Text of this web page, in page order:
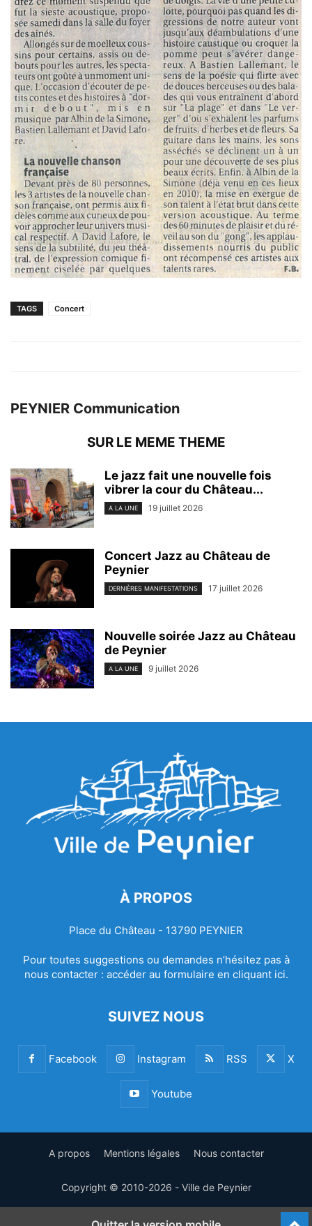
TAGS Concert
PEYNIER Communication
SUR LE MEME THEME
Le jazz fait une nouvelle fois
vibrer la cour du Château...
A LA UNE 19 juillet 2026
Concert Jazz au Château de
Peynier
DERNIÈRES MANIFESTATIONS 17 juillet 2026
Nouvelle soirée Jazz au Château
de Peynier
A LA UNE 9 juillet 2026
À PROPOS
Place du Château - 13790 PEYNIER
Pour toutes suggestions ou demandes n’hésitez pas à
nous contacter : accéder au formulaire en cliquant ici.
SUIVEZ NOUS
Facebook Instagram RSS X
Youtube
A propos Mentions légales Nous contacter
Copyright © 2010-2026 - Ville de Peynier